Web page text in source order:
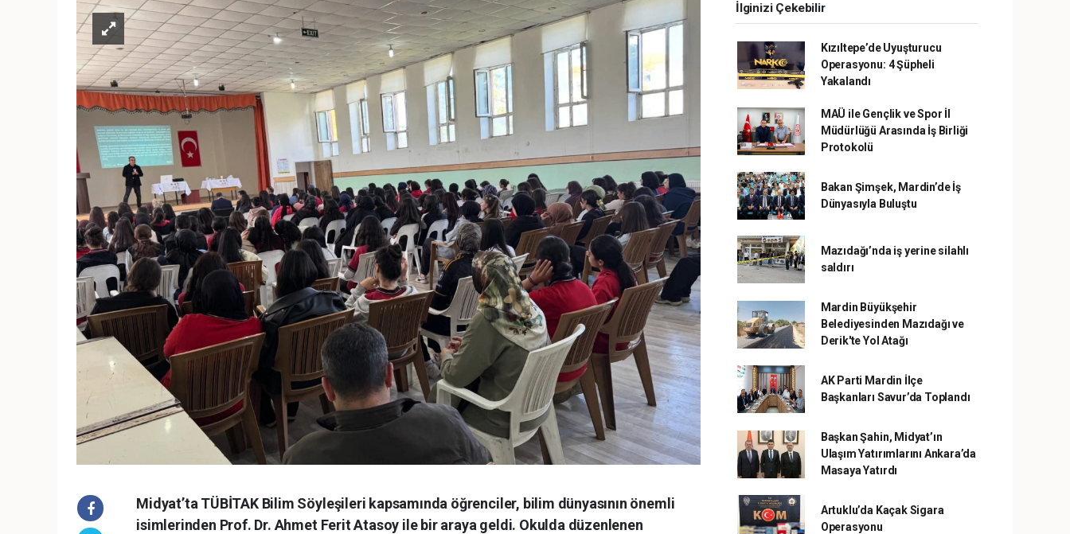
Midyat’ta TÜBİTAK Bilim Söyleşileri kapsamında öğrenciler, bilim dünyasının önemli
isimlerinden Prof. Dr. Ahmet Ferit Atasoy ile bir araya geldi. Okulda düzenlenen
İlginizi Çekebilir
Kızıltepe’de Uyuşturucu
Operasyonu: 4 Şüpheli
Yakalandı
MAÜ ile Gençlik ve Spor İl
Müdürlüğü Arasında İş Birliği
Protokolü
Bakan Şimşek, Mardin’de İş
Dünyasıyla Buluştu
Mazıdağı’nda iş yerine silahlı
saldırı
Mardin Büyükşehir
Belediyesinden Mazıdağı ve
Derik'te Yol Atağı
AK Parti Mardin İlçe
Başkanları Savur’da Toplandı
Başkan Şahin, Midyat’ın
Ulaşım Yatırımlarını Ankara’da
Masaya Yatırdı
Artuklu’da Kaçak Sigara
Operasyonu